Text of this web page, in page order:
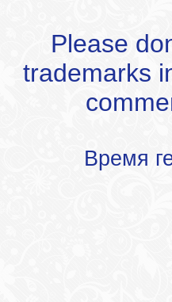
Please
trademarks
Время